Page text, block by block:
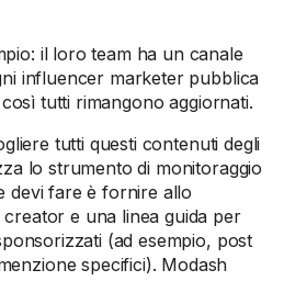
il loro team ha un canale
influencer marketer pubblica
tutti rimangono aggiornati.
tutti questi contenuti degli
lo strumento di monitoraggio
devi fare è fornire allo
e una linea guida per
(ad esempio, post
specifici). Modash